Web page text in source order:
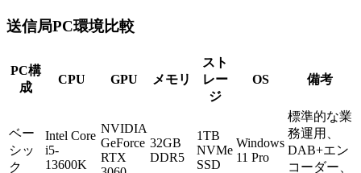
送信局PC環境比較
PC構
成
CPU GPU メモリ
スト
レー
ジ
OS 備考
ベー
シッ
ク
Intel Core
i5-
13600K
NVIDIA
GeForce
RTX
32GB
DDR5
1TB
NVMe
SSD
Windows
11 Pro
標準的な業
務運用、
DAB+エン
コーダー、